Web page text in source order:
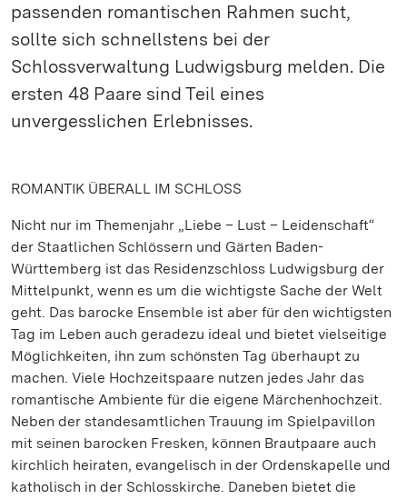
passenden romantischen Rahmen sucht,
sollte sich schnellstens bei der
Schlossverwaltung Ludwigsburg melden. Die
ersten 48 Paare sind Teil eines
unvergesslichen Erlebnisses.
ROMANTIK ÜBERALL IM SCHLOSS
Nicht nur im Themenjahr „Liebe – Lust – Leidenschaft“
der Staatlichen Schlössern und Gärten Baden-
Württemberg ist das Residenzschloss Ludwigsburg der
Mittelpunkt, wenn es um die wichtigste Sache der Welt
geht. Das barocke Ensemble ist aber für den wichtigsten
Tag im Leben auch geradezu ideal und bietet vielseitige
Möglichkeiten, ihn zum schönsten Tag überhaupt zu
machen. Viele Hochzeitspaare nutzen jedes Jahr das
romantische Ambiente für die eigene Märchenhochzeit.
Neben der standesamtlichen Trauung im Spielpavillon
mit seinen barocken Fresken, können Brautpaare auch
kirchlich heiraten, evangelisch in der Ordenskapelle und
katholisch in der Schlosskirche. Daneben bietet die